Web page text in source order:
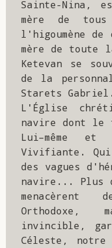
Sainte-Nina,
mère de
l'higoumène de
mère de toute
Ketevan se
de la
Starets Gabriel.
L'Église
navire dont le
Lui–même
Vivifiante.
des vagues
navire... Plus
Orthodoxe,
invincible,
Céleste, notre